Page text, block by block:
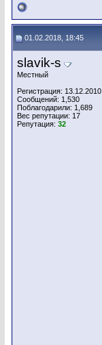
01.02.2018, 18:45
slavik-s
Местный
Регистрация: 13.12.2010
Сообщений: 1,530
Поблагодарили: 1,689
Вес репутации: 17
Репутация: 32